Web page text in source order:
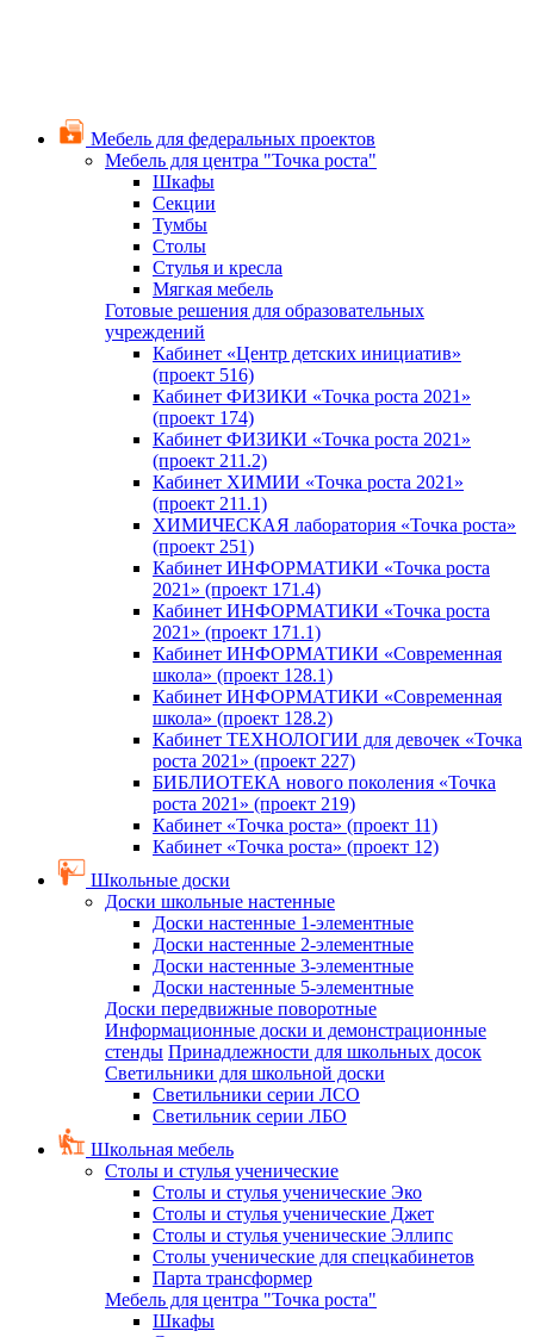
Мебель для федеральных проектов
Мебель для центра "Точка роста"
Шкафы
Секции
Тумбы
Столы
Стулья и кресла
Мягкая мебель
Готовые решения для образовательных
учреждений
Кабинет «Центр детских инициатив»
(проект 516)
Кабинет ФИЗИКИ «Точка роста 2021»
(проект 174)
Кабинет ФИЗИКИ «Точка роста 2021»
(проект 211.2)
Кабинет ХИМИИ «Точка роста 2021»
(проект 211.1)
ХИМИЧЕСКАЯ лаборатория «Точка роста»
(проект 251)
Кабинет ИНФОРМАТИКИ «Точка роста
2021» (проект 171.4)
Кабинет ИНФОРМАТИКИ «Точка роста
2021» (проект 171.1)
Кабинет ИНФОРМАТИКИ «Современная
школа» (проект 128.1)
Кабинет ИНФОРМАТИКИ «Современная
школа» (проект 128.2)
Кабинет ТЕХНОЛОГИИ для девочек «Точка
роста 2021» (проект 227)
БИБЛИОТЕКА нового поколения «Точка
роста 2021» (проект 219)
Кабинет «Точка роста» (проект 11)
Кабинет «Точка роста» (проект 12)
Школьные доски
Доски школьные настенные
Доски настенные 1-элементные
Доски настенные 2-элементные
Доски настенные 3-элементные
Доски настенные 5-элементные
Доски передвижные поворотные
Информационные доски и демонстрационные
стенды Принадлежности для школьных досок
Светильники для школьной доски
Светильники серии ЛСО
Светильник серии ЛБО
Школьная мебель
Столы и стулья ученические
Столы и стулья ученические Эко
Столы и стулья ученические Джет
Столы и стулья ученические Эллипс
Столы ученические для спецкабинетов
Парта трансформер
Мебель для центра "Точка роста"
Шкафы